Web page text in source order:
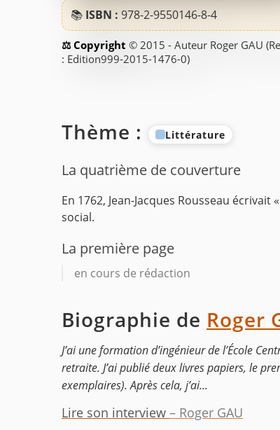
📚 ISBN : 978-2-9550146-8-4
© 2015 - Auteur Roger GAU
: Edition999-2015-1476-0)
Thème : Littérature
La quatrième de couverture
En 1762, Jean-Jacques Rousseau
social.
La première page
en cours de rédaction
Biographie de Roger
J’ai une formation d’ingénieur de l’École
retraite. J’ai publié deux livres papiers, le
exemplaires). Après cela, j’ai...
Lire son interview – Roger GAU